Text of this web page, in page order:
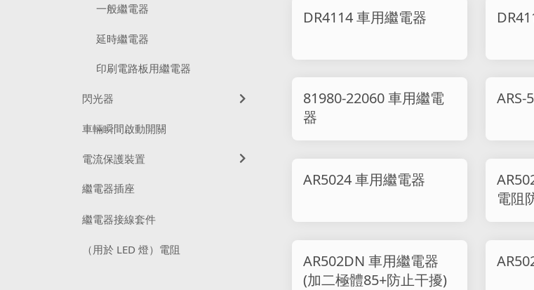
DR4114 車用繼電器
81980-22060 車用繼電
器
ARS-
AR5024 車用繼電器
電阻
AR502DN 車用繼電器
(加二極體85+防止干擾)
一般繼電器
延時繼電器
印刷電路板用繼電器
閃光器
車輛瞬間啟動開關
電流保護裝置
繼電器插座
繼電器接線套件
（用於 LED 燈）電阻